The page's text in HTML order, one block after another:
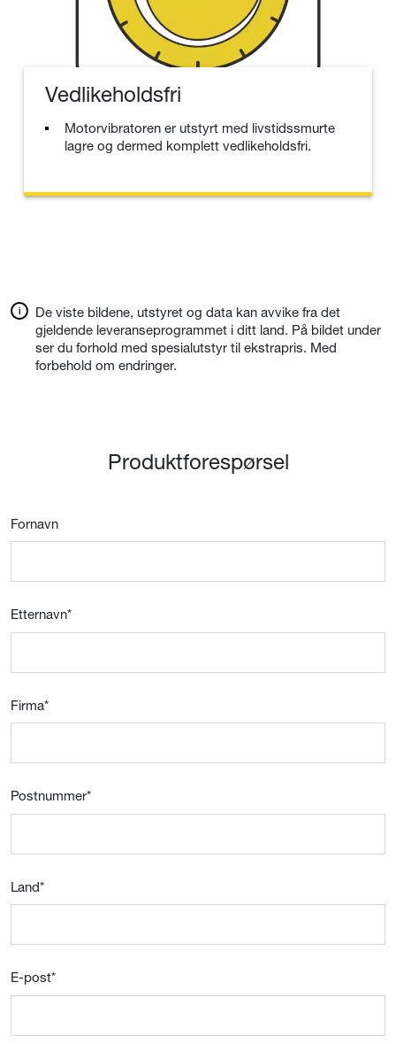
Vedlikeholdsfri
Motorvibratoren er utstyrt med livstidssmurte
lagre og dermed komplett vedlikeholdsfri.
De viste bildene, utstyret og data kan avvike fra det
gjeldende leveranseprogrammet i ditt land. På bildet under
ser du forhold med spesialutstyr til ekstrapris. Med
forbehold om endringer.
Produktforespørsel
Fornavn
Etternavn*
Firma*
Postnummer*
Land*
E-post*